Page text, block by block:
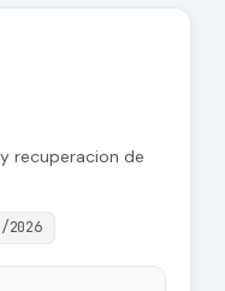
recuperacion de
2026